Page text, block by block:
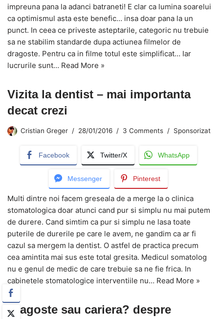
impreuna pana la adanci batraneti! E clar ca lumina soarelui
ca optimismul asta este benefic… insa doar pana la un
punct. In ceea ce priveste asteptarile, categoric nu trebuie
sa ne stabilim standarde dupa actiunea filmelor de
dragoste. Pentru ca in filme totul este simplificat… Iar
lucrurile sunt… Read More »
Vizita la dentist – mai importanta
decat crezi
Cristian Greger 28/01/2016 3 Comments Sponsorizat
Facebook Twitter/X WhatsApp
Messenger Pinterest
Multi dintre noi facem greseala de a merge la o clinica
stomatologica doar atunci cand pur si simplu nu mai putem
de durere. Cand simtim ca pur si simplu ne lasa toate
puterile de durerile pe care le avem, ne gandim ca ar fi
cazul sa mergem la dentist. O astfel de practica precum
cea amintita mai sus este total gresita. Medicul somatolog
nu e genul de medic de care trebuie sa ne fie frica. In
cabinetele stomatologice interventiile nu… Read More »
Dragoste sau cariera? despre